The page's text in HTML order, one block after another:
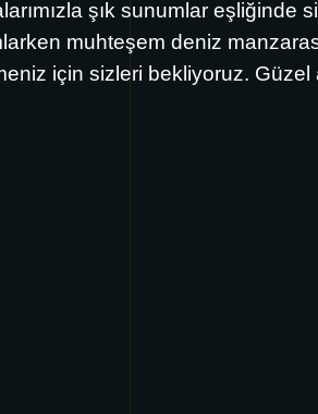
şık sunumlar
muhteşem deniz
için sizleri bekliyoruz. Güzel